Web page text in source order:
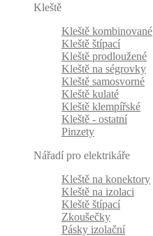
Kleště
Kleště kombinované
Kleště štípací
Kleště prodloužené
Kleště na ségrovky
Kleště samosvorné
Kleště kulaté
Kleště klempířské
Kleště - ostatní
Pinzety
Nářadí pro elektrikáře
Kleště na konektory
Kleště na izolaci
Kleště štípací
Zkoušečky
Pásky izolační